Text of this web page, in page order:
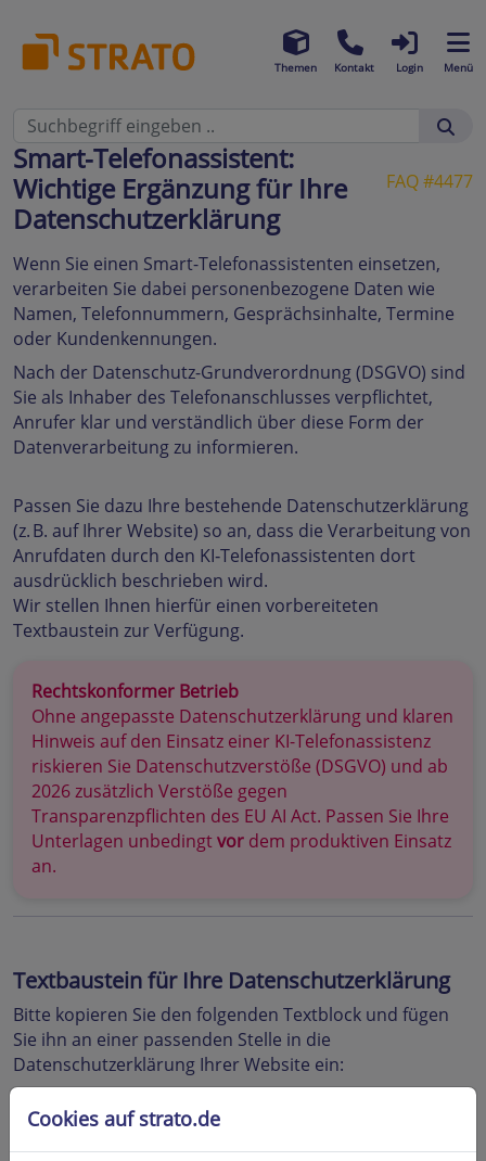
Themen Kontakt Login Menü
FAQ #4477
Smart-Telefonassistent:
Wichtige Ergänzung für Ihre
Datenschutzerklärung
Wenn Sie einen Smart-Telefonassistenten einsetzen,
verarbeiten Sie dabei personenbezogene Daten wie
Namen, Telefonnummern, Gesprächsinhalte, Termine
oder Kundenkennungen.
Nach der Datenschutz-Grundverordnung (DSGVO) sind
Sie als Inhaber des Telefonanschlusses verpflichtet,
Anrufer klar und verständlich über diese Form der
Datenverarbeitung zu informieren.
Passen Sie dazu Ihre bestehende Datenschutzerklärung
(z. B. auf Ihrer Website) so an, dass die Verarbeitung von
Anrufdaten durch den KI‑Telefonassistenten dort
ausdrücklich beschrieben wird.
Wir stellen Ihnen hierfür einen vorbereiteten
Textbaustein zur Verfügung.
Rechtskonformer Betrieb
Ohne angepasste Datenschutzerklärung und klaren
Hinweis auf den Einsatz einer KI-Telefonassistenz
riskieren Sie Datenschutzverstöße (DSGVO) und ab
2026 zusätzlich Verstöße gegen
Transparenzpflichten des EU AI Act. Passen Sie Ihre
Unterlagen unbedingtvor dem produktiven Einsatz
an.
Textbaustein für Ihre Datenschutzerklärung
Bitte kopieren Sie den folgenden Textblock und fügen
Sie ihn an einer passenden Stelle in die
Datenschutzerklärung Ihrer Website ein:
Einsatz eines KI-gestützten Sprachassistenten zur
Cookies auf strato.de